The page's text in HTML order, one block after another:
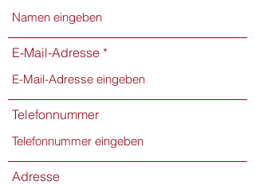
E-Mail-Adresse
Telefonnummer
Adresse